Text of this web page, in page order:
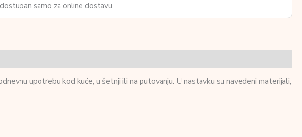
samo za online dostavu.
upotrebu kod kuće, u šetnji ili na putovanju. U nastavku su navedeni materijali,